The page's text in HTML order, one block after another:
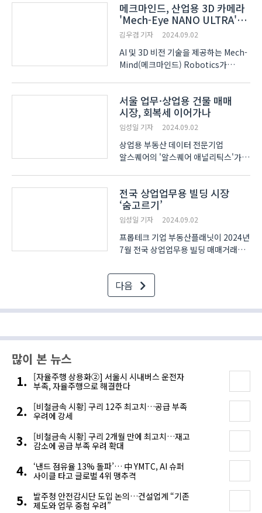
대회는 주한독일상공회의소(KGCCI)가
주관한 행사로, 장애인과 비장애인이
함께 참여해 건강..
메크마인드, 산업용 3D 카메라
'Mech-Eye NANO ULTRA'
출시
김우겸 기자 2024.09.02
AI 및 3D 비전 기술을 제공하는 Mech-
Mind(메크마인드) Robotics가
제품은 이전 모델에 비해 소형화된
디자인과 확장된 시야각(FOV)을
갖췄으며, 반사 및 주변 광에 대한
저항성이 ..
서울 업무·상업용 건물 매매
시장, 회복세 이어가나
임성일 기자 2024.09.02
상업용 부동산 데이터 전문기업
알스퀘어의 '알스퀘어 애널리틱스'가
총 2조 479억 원이 거래됐다. 전월 대비
거래 건수는 23.0% 증가했으며, 전년
동기 대비 거..
전국 상업업무용 빌딩 시장
‘숨고르기’
임성일 기자 2024.09.02
프롭테크 기업 부동산플래닛이 2024년
7월 전국 상업업무용 빌딩 매매거래
따르면, 7월에는 거래량이 증가했지만,
거래금액은 다소 줄어드는 양상이
나타나면서 시장은 ‘숨고르기’ 상태를
보였다. 거래량 11...
다음
많이 본 뉴스
[자율주행 상용화②] 서울시 시내버스 운전자
부족, 자율주행으로 해결한다
[비철금속 시황] 구리 12주 최고치…공급 부족
우려에 강세
[비철금속 시황] 구리 2개월 만에 최고치…재고
감소에 공급 부족 우려 확대
‘낸드 점유율 13% 돌파’… 中 YMTC, AI 슈퍼
사이클 타고 글로벌 4위 맹추격
발주청 안전감시단 도입 논의…건설업계 “기존
제도와 업무 중첩 우려”